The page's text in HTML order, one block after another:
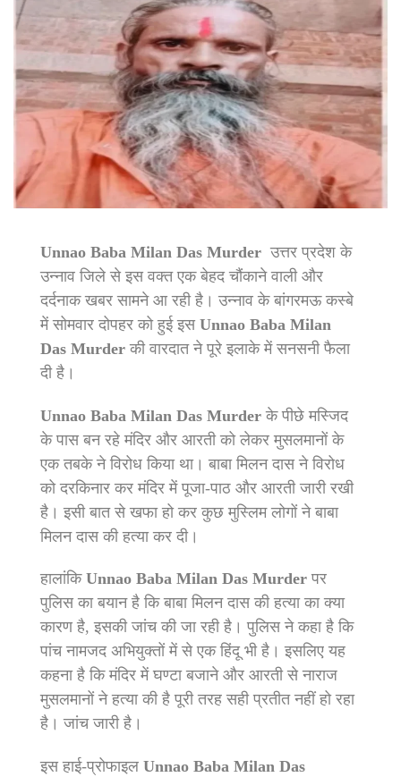
Unnao Baba Milan Das Murder उत्तर प्रदेश के
उन्नाव जिले से इस वक्त एक बेहद चौंकाने वाली और
दर्दनाक खबर सामने आ रही है। उन्नाव के बांगरमऊ कस्बे
में सोमवार दोपहर को हुई इस Unnao Baba Milan
Das Murder की वारदात ने पूरे इलाके में सनसनी फैला
दी है।
Unnao Baba Milan Das Murderके पीछे मस्जिद
के पास बन रहे मंदिर और आरती को लेकर मुसलमानों के
एक तबके ने विरोध किया था। बाबा मिलन दास ने विरोध
को दरकिनार कर मंदिर में पूजा-पाठ और आरती जारी रखी
है। इसी बात से खफा हो कर कुछ मुस्लिम लोगों ने बाबा
मिलन दास की हत्या कर दी।
हालांकि Unnao Baba Milan Das Murder पर
पुलिस का बयान है कि बाबा मिलन दास की हत्या का क्या
कारण है, इसकी जांच की जा रही है। पुलिस ने कहा है कि
पांच नामजद अभियुक्तों में से एक हिंदू भी है। इसलिए यह
कहना है कि मंदिर में घण्टा बजाने और आरती से नाराज
मुसलमानों ने हत्या की है पूरी तरह सही प्रतीत नहीं हो रहा
है। जांच जारी है।
इस हाई-प्रोफाइल Unnao Baba Milan Das